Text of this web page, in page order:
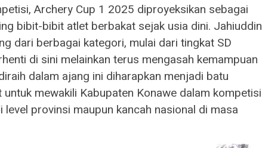
Archery Cup 1 2025 diproyeksikan sebagai
bibit-bibit atlet berbakat sejak usia dini. Jahiuddin
dari berbagai kategori, mulai dari tingkat SD
di sini melainkan terus mengasah kemampuan
dalam ajang ini diharapkan menjadi batu
mewakili Kabupaten Konawe dalam kompetisi
level provinsi maupun kancah nasional di masa